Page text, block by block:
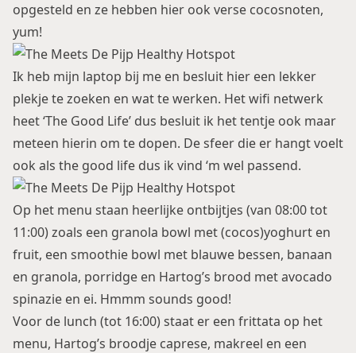
opgesteld en ze hebben hier ook verse cocosnoten,
yum!
Ik heb mijn laptop bij me en besluit hier een lekker
plekje te zoeken en wat te werken. Het wifi netwerk
heet ‘The Good Life’ dus besluit ik het tentje ook maar
meteen hierin om te dopen. De sfeer die er hangt voelt
ook als the good life dus ik vind ‘m wel passend.
Op het menu staan heerlijke ontbijtjes (van 08:00 tot
11:00) zoals een granola bowl met (cocos)yoghurt en
fruit, een smoothie bowl met blauwe bessen, banaan
en granola, porridge en Hartog’s brood met avocado
spinazie en ei. Hmmm sounds good!
Voor de lunch (tot 16:00) staat er een frittata op het
menu, Hartog’s broodje caprese, makreel en een